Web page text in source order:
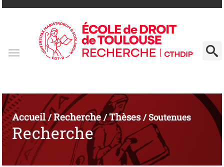
Accueil/Recherche/Thèses/Soutenues
Recherche